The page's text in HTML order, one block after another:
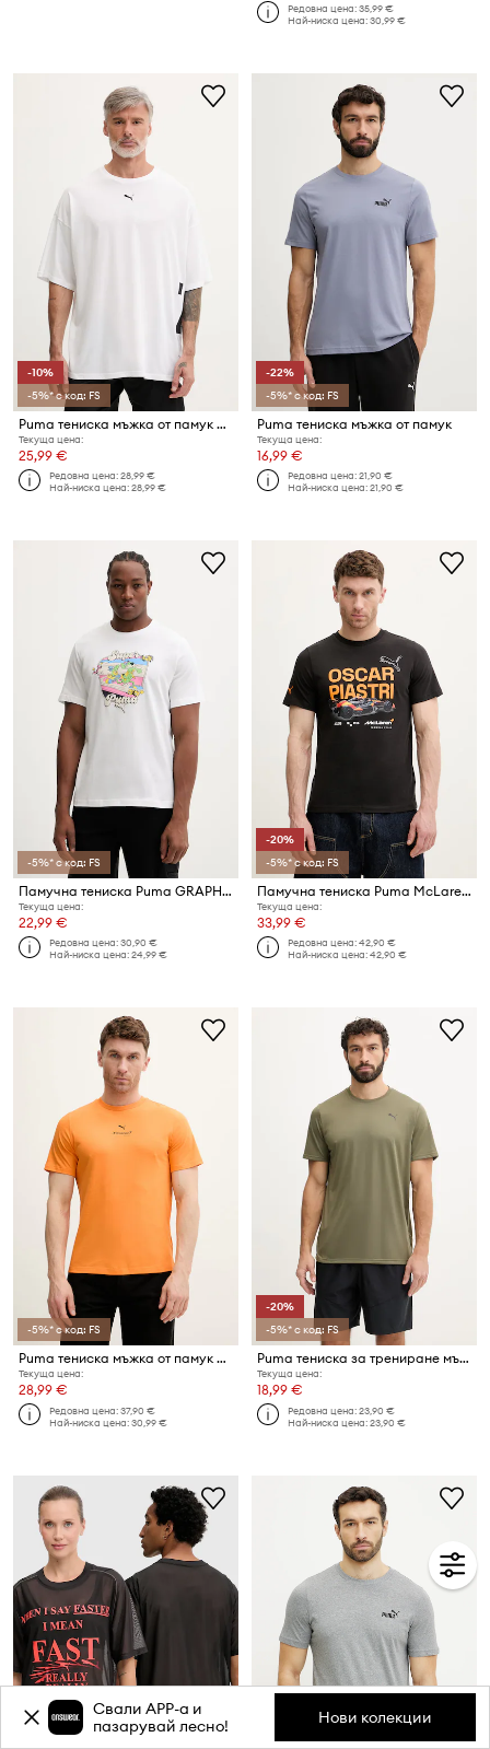
Редовна цена:35,99 €
Най-ниска цена:30,99 €
-10%
-5%* с код: FS
Puma тениска мъжка от памук GRAPHIC OVERSIZED
Текуща цена:
25,99 €
Редовна цена:28,99 €
Най-ниска цена:28,99 €
-22%
-5%* с код: FS
Puma тениска мъжка от памук
Текуща цена:
16,99 €
Редовна цена:21,90 €
Най-ниска цена:21,90 €
-5%* с код: FS
Памучна тениска Puma GRAPHIC
Текуща цена:
22,99 €
Редовна цена:30,90 €
Най-ниска цена:24,99 €
-20%
-5%* с код: FS
Памучна тениска Puma McLaren
Текуща цена:
33,99 €
Редовна цена:42,90 €
Най-ниска цена:42,90 €
-5%* с код: FS
Puma тениска мъжка от памук McLaren
Текуща цена:
28,99 €
Редовна цена:37,90 €
Най-ниска цена:30,99 €
-20%
-5%* с код: FS
Puma тениска за трениране мъжка Essentials Solid cat Tee
Текуща цена:
18,99 €
Редовна цена:23,90 €
Най-ниска цена:23,90 €
Свали APP-a и
пазарувай лесно!
Нови колекции